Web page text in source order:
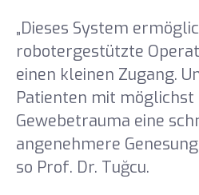
„Dieses System
robotergestützte
einen kleinen Zugang.
Patienten mit
Gewebetrauma eine
angenehmere
so Prof. Dr. Tuğcu.